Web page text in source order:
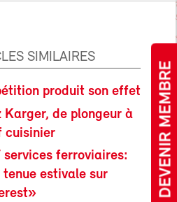
DEVENIR MEMBRE
SIMILAIRES
produit son effet
Karger, de plongeur à
cuisinier
services ferroviaires:
tenue estivale sur